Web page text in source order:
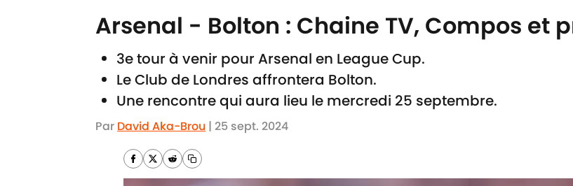
Arsenal - Bolton : Chaine TV, Compos et
3e tour à venir pour Arsenal en League Cup.
Le Club de Londres affrontera Bolton.
Une rencontre qui aura lieu le mercredi 25 septembre.
Par David Aka-Brou | 25 sept. 2024